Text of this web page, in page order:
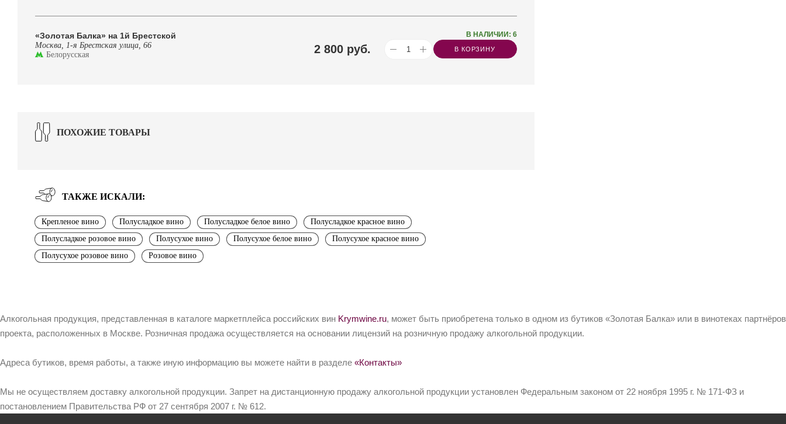
«Золотая Балка» на 1й Брестской
Москва, 1-я Брестская улица, 66
Белорусская
В НАЛИЧИИ: 6
2 800руб. В КОРЗИНУ
ПОХОЖИЕ ТОВАРЫ
ТАКЖЕ ИСКАЛИ:
Крепленое вино Полусладкое вино Полусладкое белое вино
Полусладкое красное вино
Полусладкое розовое вино
Полусухое вино Полусухое белое вино
Полусухое красное вино
Полусухое розовое вино
Розовое вино
Алкогольная продукция, представленная в каталоге маркетплейса российских вин Krymwine.ru, может быть приобретена только в одном из бутиков «Золотая Балка» или в винотеках партнёров
проекта, расположенных в Москве. Розничная продажа осуществляется на основании лицензий на розничную продажу алкогольной продукции.
Адреса бутиков, время работы, а также иную информацию вы можете найти в разделе «Контакты»
Мы не осуществляем доставку алкогольной продукции. Запрет на дистанционную продажу алкогольной продукции установлен Федеральным законом от 22 ноября 1995 г. № 171-ФЗ и
постановлением Правительства РФ от 27 сентября 2007 г. № 612.